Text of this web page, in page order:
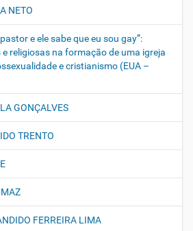
NETO
e ele sabe que eu sou gay”:
religiosas na formação de uma igreja
e cristianismo (EUA –
GONÇALVES
TRENTO
FERREIRA LIMA